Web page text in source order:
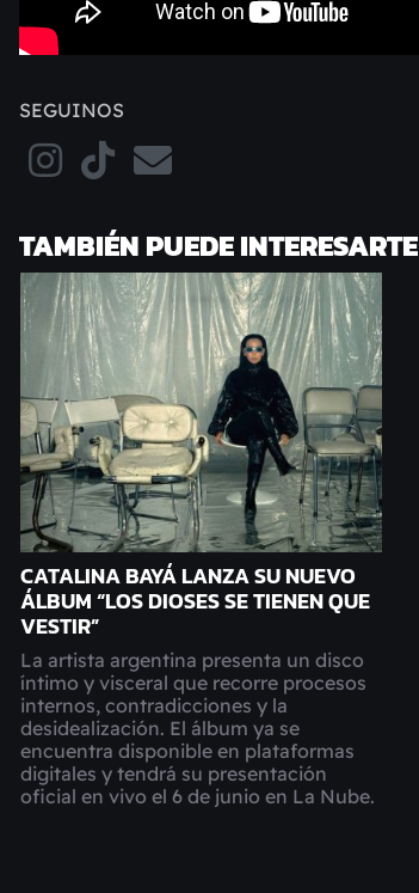
SEGUINOS
TAMBIÉN PUEDE INTERESARTE
CATALINA BAYÁ LANZA SU NUEVO
ÁLBUM “LOS DIOSES SE TIENEN QUE
VESTIR”
La artista argentina presenta un disco
íntimo y visceral que recorre procesos
internos, contradicciones y la
desidealización. El álbum ya se
encuentra disponible en plataformas
digitales y tendrá su presentación
oficial en vivo el 6 de junio en La Nube.